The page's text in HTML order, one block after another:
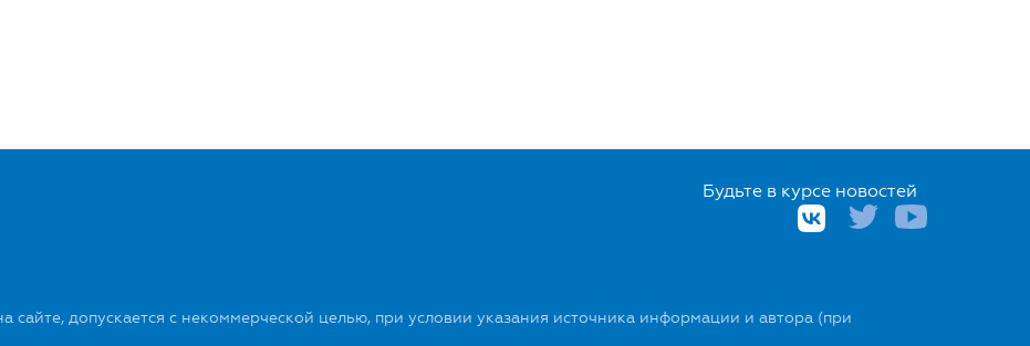
Будьте в курсе новостей
сайте, допускается с некоммерческой целью, при условии указания источника информации и автора (при